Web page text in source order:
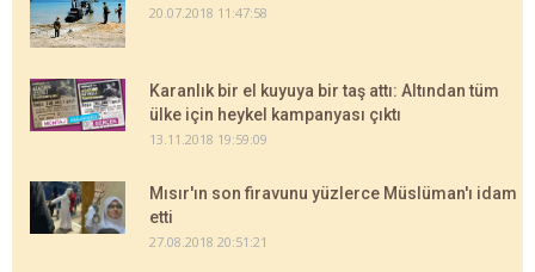
20.07.2018 11:47:58
Karanlık bir el kuyuya bir taş attı: Altından tüm
ülke için heykel kampanyası çıktı
13.11.2018 19:59:09
Mısır'ın son firavunu yüzlerce Müslüman'ı idam
etti
27.08.2018 20:51:21